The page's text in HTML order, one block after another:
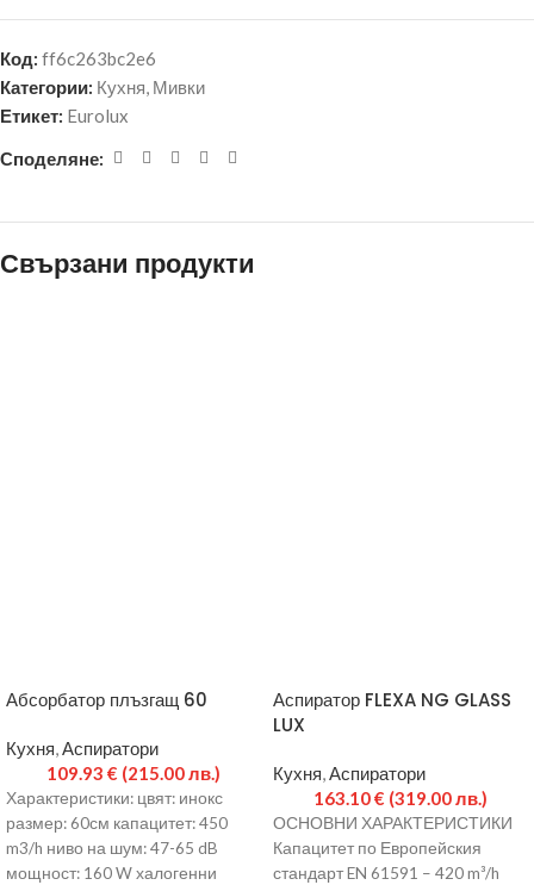
Код: ff6c263bc2e6
Категории: Кухня, Мивки
Етикет: Eurolux
Споделяне:
Свързани продукти
Абсорбатор плъзгащ 60
Кухня,Аспиратори
109.93 € (215.00 лв.)
Характеристики: цвят: инокс
размер: 60см капацитет: 450
m3/h ниво на шум: 47-65 dB
мощност: 160 W халогенни
Аспиратор FLEXA NG GLASS
LUX
Кухня,Аспиратори
163.10€ (319.00 лв.)
ОСНОВНИ ХАРАКТЕРИСТИКИ
Капацитет по Европейския
стандарт EN 61591 – 420 m³/h